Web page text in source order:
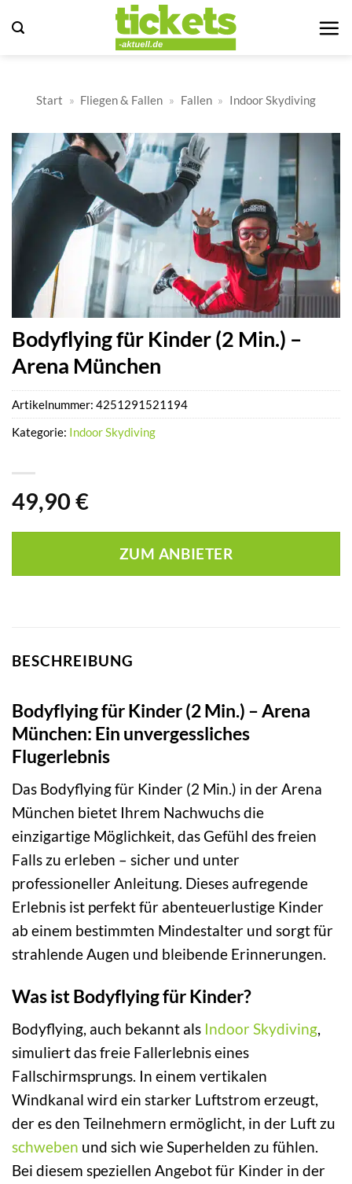
Inhalt
Start » Fliegen & Fallen » Fallen » Indoor Skydiving
Bodyflying für Kinder (2 Min.) –
Arena München
49,90 €
ZUM ANBIETER
Artikelnummer: 4251291521194
Kategorie: Indoor Skydiving
BESCHREIBUNG
Bodyflying für Kinder (2 Min.) – Arena
München: Ein unvergessliches
Flugerlebnis
Das Bodyflying für Kinder (2 Min.) in der Arena
München bietet Ihrem Nachwuchs die
einzigartige Möglichkeit, das Gefühl des freien
Falls zu erleben – sicher und unter
professioneller Anleitung. Dieses aufregende
Erlebnis ist perfekt für abenteuerlustige Kinder
ab einem bestimmten Mindestalter und sorgt für
strahlende Augen und bleibende Erinnerungen.
Was ist Bodyflying für Kinder?
Bodyflying, auch bekannt als Indoor Skydiving,
simuliert das freie Fallerlebnis eines
Fallschirmsprungs. In einem vertikalen
Windkanal wird ein starker Luftstrom erzeugt,
der es den Teilnehmern ermöglicht, in der Luft zu
schweben und sich wie Superhelden zu fühlen.
Bei diesem speziellen Angebot für Kinder in der